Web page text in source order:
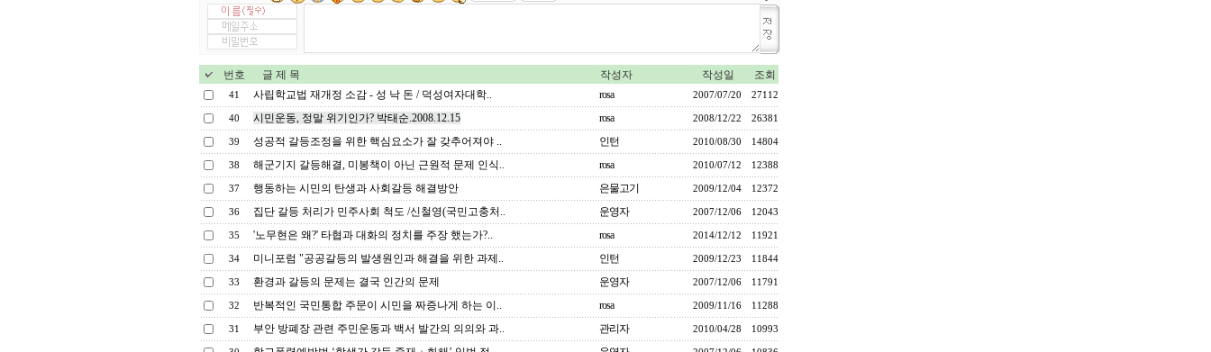
번호 글 제 목 작성자 작성일 조회
41 사립학교법 재개정 소감 - 성 낙 돈 / 덕성여자대학.. rosa 2007/07/20 27112
40 시민운동, 정말 위기인가? 박태순.2008.12.15 rosa 2008/12/22 26381
39 성공적 갈등조정을 위한 핵심요소가 잘 갖추어져야 .. 인턴 2010/08/30 14804
38 해군기지 갈등해결, 미봉책이 아닌 근원적 문제 인식.. rosa 2010/07/12 12388
37 행동하는 시민의 탄생과 사회갈등 해결방안 은물고기 2009/12/04 12372
36 집단 갈등 처리가 민주사회 척도 /신철영(국민고충처.. 운영자 2007/12/06 12043
35 '노무현은 왜?' 타협과 대화의 정치를 주장 했는가?.. rosa 2014/12/12 11921
34 미니포럼 "공공갈등의 발생원인과 해결을 위한 과제.. 인턴 2009/12/23 11844
33 환경과 갈등의 문제는 결국 인간의 문제 운영자 2007/12/06 11791
32 반복적인 국민통합 주문이 시민을 짜증나게 하는 이.. rosa 2009/11/16 11288
31 부안 방폐장 관련 주민운동과 백서 발간의 의의와 과.. 관리자 2010/04/28 10993